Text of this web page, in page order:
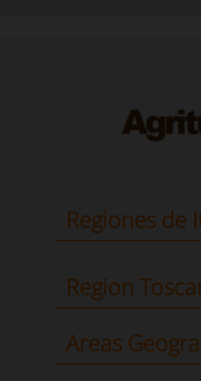
Regiones de
Region
Areas